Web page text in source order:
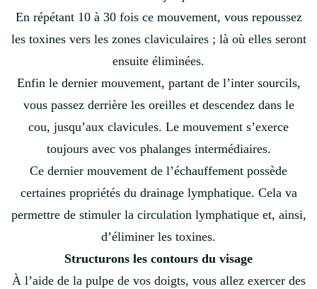
En répétant 10 à 30 fois ce mouvement, vous repoussez
les toxines vers les zones claviculaires ; là où elles seront
ensuite éliminées.
Enfin le dernier mouvement, partant de l’inter sourcils,
vous passez derrière les oreilles et descendez dans le
cou, jusqu’aux clavicules. Le mouvement s’exerce
toujours avec vos phalanges intermédiaires.
Ce dernier mouvement de l’échauffement possède
certaines propriétés du drainage lymphatique. Cela va
permettre de stimuler la circulation lymphatique et, ainsi,
d’éliminer les toxines.
Structurons les contours du visage
À l’aide de la pulpe de vos doigts, vous allez exercer des